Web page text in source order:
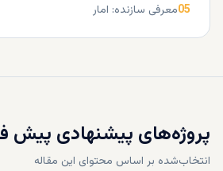
05معرفی سازنده: امار
پروژه‌های پیشنهادی پیش
انتخاب‌شده بر اساس محتوای این مقاله